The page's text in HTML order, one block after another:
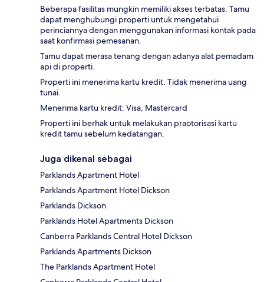
Beberapa fasilitas mungkin memiliki akses terbatas. Tamu
dapat menghubungi properti untuk mengetahui
perinciannya dengan menggunakan informasi kontak pada
saat konfirmasi pemesanan.
Tamu dapat merasa tenang dengan adanya alat pemadam
api di properti.
Properti ini menerima kartu kredit. Tidak menerima uang
tunai.
Menerima kartu kredit: Visa, Mastercard
Properti ini berhak untuk melakukan praotorisasi kartu
kredit tamu sebelum kedatangan.
Juga dikenal sebagai
Parklands Apartment Hotel
Parklands Apartment Hotel Dickson
Parklands Dickson
Parklands Hotel Apartments Dickson
Canberra Parklands Central Hotel Dickson
Parklands Apartments Dickson
The Parklands Apartment Hotel